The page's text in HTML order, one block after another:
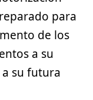
para
de los
a su
su futura